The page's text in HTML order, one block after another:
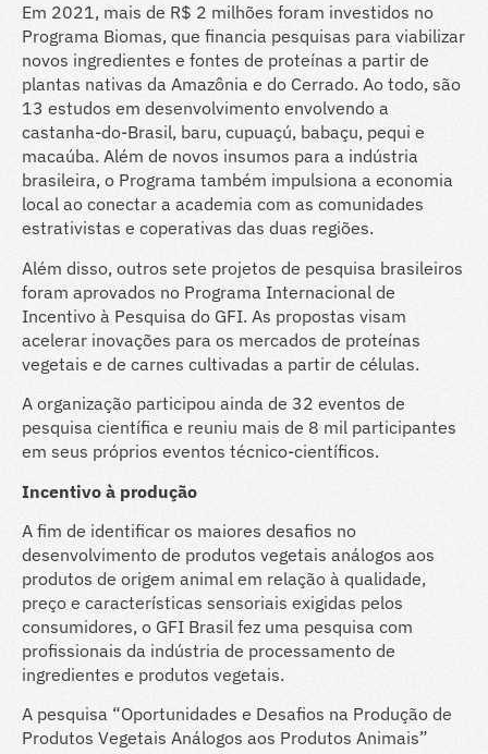
Em 2021, mais de R$ 2 milhões foram investidos no
Programa Biomas, que financia pesquisas para viabilizar
novos ingredientes e fontes de proteínas a partir de
plantas nativas da Amazônia e do Cerrado. Ao todo, são
13 estudos em desenvolvimento envolvendo a
castanha-do-Brasil, baru, cupuaçú, babaçu, pequi e
macaúba. Além de novos insumos para a indústria
brasileira, o Programa também impulsiona a economia
local ao conectar a academia com as comunidades
estrativistas e coperativas das duas regiões.
Além disso, outros sete projetos de pesquisa brasileiros
foram aprovados no Programa Internacional de
Incentivo à Pesquisa do GFI. As propostas visam
acelerar inovações para os mercados de proteínas
vegetais e de carnes cultivadas a partir de células.
A organização participou ainda de 32 eventos de
pesquisa científica e reuniu mais de 8 mil participantes
em seus próprios eventos técnico-científicos.
Incentivo à produção
A fim de identificar os maiores desafios no
desenvolvimento de produtos vegetais análogos aos
produtos de origem animal em relação à qualidade,
preço e características sensoriais exigidas pelos
consumidores, o GFI Brasil fez uma pesquisa com
profissionais da indústria de processamento de
ingredientes e produtos vegetais.
A pesquisa “Oportunidades e Desafios na Produção de
Produtos Vegetais Análogos aos Produtos Animais”